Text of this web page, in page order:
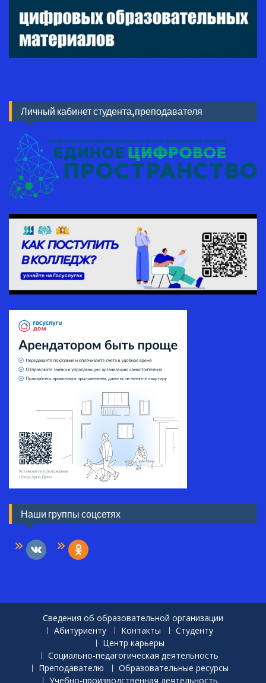
Личный кабинет студента,преподавателя
Наши группы соцсетях
vkontakte odnoklassniki
Сведения об образовательной организации
Абитуриенту
Контакты
Студенту
Центр карьеры
Социально-педагогическая деятельность
Преподавателю
Образовательные ресурсы
Учебно-производственная деятельность